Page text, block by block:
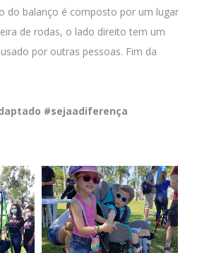
do balanço é composto por um lugar
de rodas, o lado direito tem um
por outras pessoas. Fim da
#sejaadiferença